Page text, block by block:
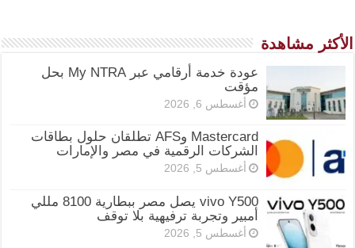
الأكثر مشاهدة
عودة خدمة أرقامي عبر My NTRA بحل
مؤقت
أغسطس 6, 2026
Mastercard وAFS تطلقان حلول بطاقات
الشركات الرقمية في مصر والإمارات
أغسطس 5, 2026
vivo Y500 يصل مصر ببطارية 8100 مللي
أمبير وتجربة ترفيهية بلا توقف
أغسطس 5, 2026